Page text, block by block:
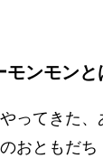
モンモンと
ってきた、
おともだち